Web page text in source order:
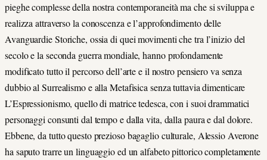
pieghe complesse della nostra contemporaneità ma che si sviluppa e
realizza attraverso la conoscenza e l’approfondimento delle
Avanguardie Storiche, ossia di quei movimenti che tra l’inizio del
secolo e la seconda guerra mondiale, hanno profondamente
modificato tutto il percorso dell’arte e il nostro pensiero va senza
dubbio al Surrealismo e alla Metafisica senza tuttavia dimenticare
L’Espressionismo, quello di matrice tedesca, con i suoi drammatici
personaggi consunti dal tempo e dalla vita, dalla paura e dal dolore.
Ebbene, da tutto questo prezioso bagaglio culturale, Alessio Averone
ha saputo trarre un linguaggio ed un alfabeto pittorico completamente